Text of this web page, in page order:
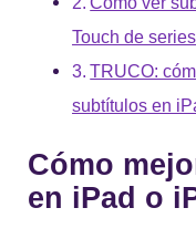
Touch de
TRUCO:
subtítulos en
Cómo
en iPad o